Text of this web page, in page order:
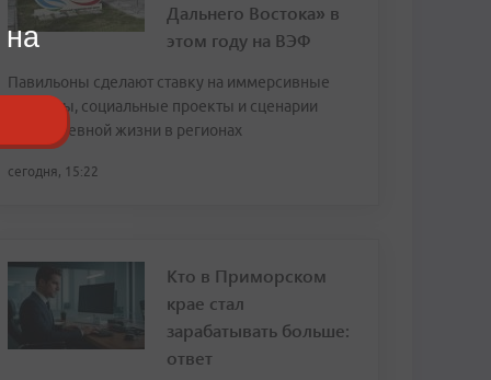
Дальнего Востока» в
этом году на ВЭФ
Павильоны сделают ставку на иммерсивные
форматы, социальные проекты и сценарии
повседневной жизни в регионах
сегодня, 15:22
Кто в Приморском
крае стал
зарабатывать больше:
ответ